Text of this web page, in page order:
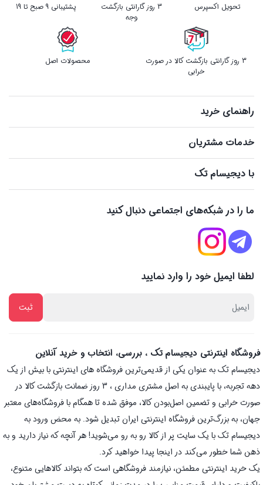
تحویل اکسپرس
3 روز گارانتی بازگشت
وجه
پشتیبانی 9 صبح تا 19
3 روز گارانتی بازگشت کالا در صورت
خرابی
محصولات اصل
راهنمای خرید
خدمات مشتریان
با دیجیسام تک
ما را در شبکه‌های اجتماعی دنبال کنید
لطفا ایمیل خود را وارد نمایید
فروشگاه اینترنتی دیجیسام تک ، بررسی، انتخاب و خرید آنلاین
دیجیسام تک به عنوان یکی از قدیمی‌ترین فروشگاه های اینترنتی با بیش از یک
دهه تجربه، با پایبندی به اصل مشتری مداری ، 3 روز ضمانت بازگشت کالا در
صورت خرابی و تضمین اصل‌بودن کالا، موفق شده تا همگام با فروشگاه‌های معتبر
جهان، به بزرگ‌ترین فروشگاه اینترنتی ایران تبدیل شود. به محض ورود به
دیجیسام تک با یک سایت پر از کالا رو به رو می‌شوید! هر آنچه که نیاز دارید و به
ذهن شما خطور می‌کند در اینجا پیدا خواهید کرد.
یک خرید اینترنتی مطمئن، نیازمند فروشگاهی است که بتواند کالاهایی متنوع،